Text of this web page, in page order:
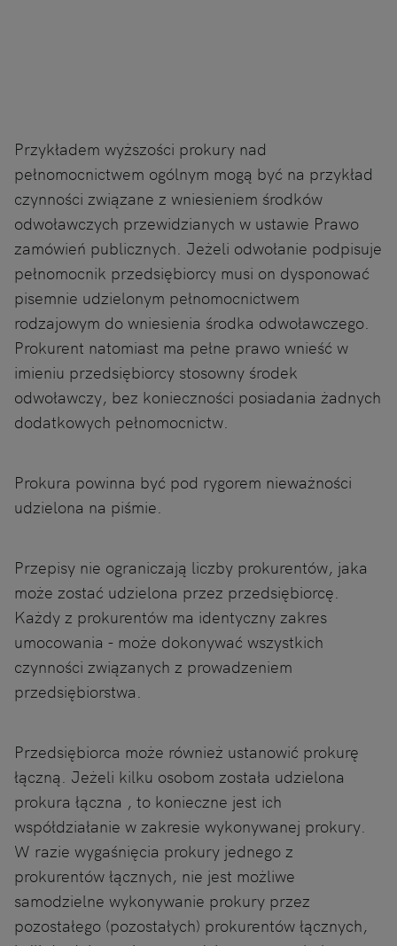
Przykładem wyższości prokury nad
pełnomocnictwem ogólnym mogą być na przykład
czynności związane z wniesieniem środków
odwoławczych przewidzianych w ustawie Prawo
zamówień publicznych. Jeżeli odwołanie podpisuje
pełnomocnik przedsiębiorcy musi on dysponować
pisemnie udzielonym pełnomocnictwem
rodzajowym do wniesienia środka odwoławczego.
Prokurent natomiast ma pełne prawo wnieść w
imieniu przedsiębiorcy stosowny środek
odwoławczy, bez konieczności posiadania żadnych
dodatkowych pełnomocnictw.
Prokura powinna być pod rygorem nieważności
udzielona na piśmie.
Przepisy nie ograniczają liczby prokurentów, jaka
może zostać udzielona przez przedsiębiorcę.
Każdy z prokurentów ma identyczny zakres
umocowania - może dokonywać wszystkich
czynności związanych z prowadzeniem
przedsiębiorstwa.
Przedsiębiorca może również ustanowić prokurę
łączną. Jeżeli kilku osobom została udzielona
prokura łączna , to konieczne jest ich
współdziałanie w zakresie wykonywanej prokury.
W razie wygaśnięcia prokury jednego z
prokurentów łącznych, nie jest możliwe
samodzielne wykonywanie prokury przez
pozostałego (pozostałych) prokurentów łącznych,